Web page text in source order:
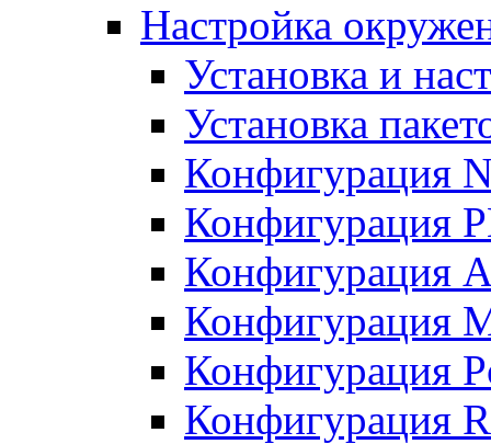
Настройка
Установка и
Установка
Конфигурация
Конфигурация
Конфигурация
Конфигурация
Конфигурация
Конфигурация